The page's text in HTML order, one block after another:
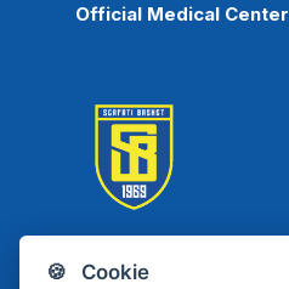
🍪 Cookie
Official Medical Center
Scafati Basket